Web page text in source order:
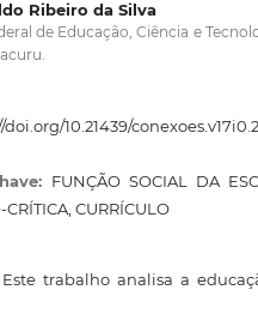
Ribeiro da Silva
de Educação, Ciência e
10.21439/
FUNÇÃO SOCIAL DA
CRÍTICA, CURRÍCULO
Este trabalho analisa a